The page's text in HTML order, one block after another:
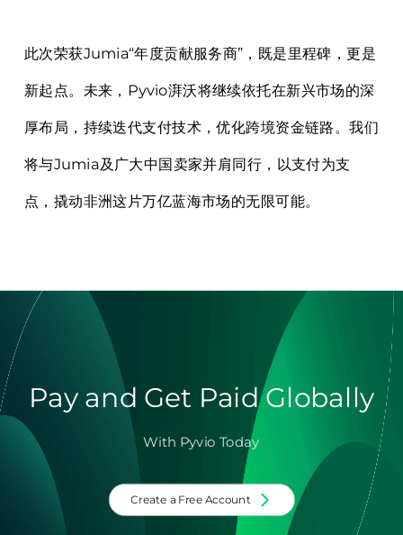
此次荣获Jumia“年度贡献服务商”，既是里程碑，更是
新起点。未来，Pyvio湃沃将继续依托在新兴市场的深
厚布局，持续迭代支付技术，优化跨境资金链路。我们
将与Jumia及广大中国卖家并肩同行，以支付为支
点，撬动非洲这片万亿蓝海市场的无限可能。
Pay and Get Paid Globally
With Pyvio Today
Create a Free Account